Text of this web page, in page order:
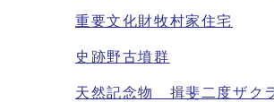
重要文化財牧村家住宅
史跡野古墳群
天然記念物 揖斐二度ザク